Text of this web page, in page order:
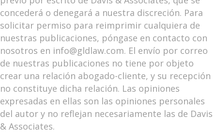
concederá o denegará a nuestra discreción. Para
solicitar permiso para reimprimir cualquiera de
nuestras publicaciones, póngase en contacto con
nosotros en info@gldlaw.com. El envío por correo
de nuestras publicaciones no tiene por objeto
crear una relación abogado-cliente, y su recepción
no constituye dicha relación. Las opiniones
expresadas en ellas son las opiniones personales
del autor y no reflejan necesariamente las de Davis
& Associates.